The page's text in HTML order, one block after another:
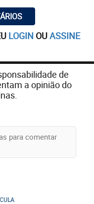
LOGIN OUASSINE
de
a opinião do